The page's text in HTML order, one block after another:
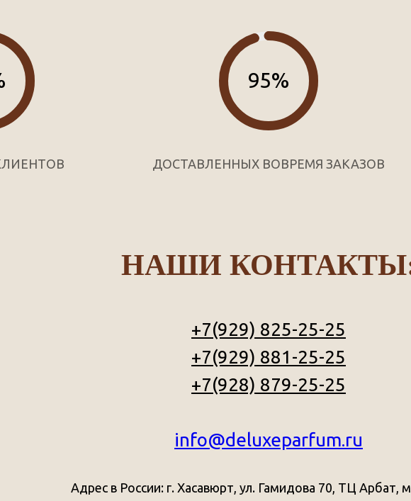
95%
ДОСТАВЛЕННЫХ ВОВРЕМЯ ЗАКАЗОВ
НАШИ
+7(929) 825-25-25
+7(929) 881-25-25
+7(928) 879-25-25
info@deluxeparfum.ru
Адрес в России: г. Хасавюрт, ул. Гамидова 70, ТЦ Арбат,